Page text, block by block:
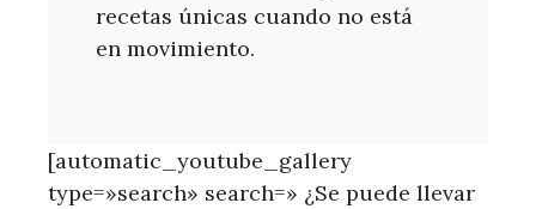
recetas únicas cuando no está
en movimiento.
[automatic_youtube_gallery
type=»search» search=» ¿Se puede llevar